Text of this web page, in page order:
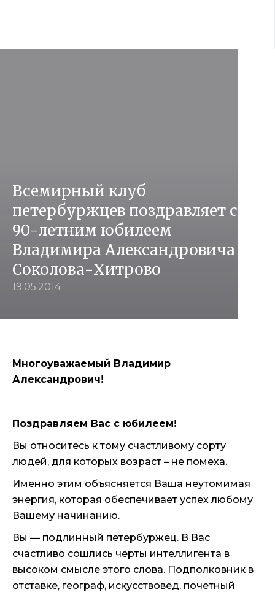
Всемирный клуб
петербуржцев поздравляет с
90-летним юбилеем
Владимира Александровича
Соколова-Хитрово
19.05.2014
Многоуважаемый Владимир
Александрович!
Поздравляем Вас с юбилеем!
Вы относитесь к тому счастливому сорту
людей, для которых возраст – не помеха.
Именно этим объясняется Ваша неутомимая
энергия, которая обеспечивает успех любому
Вашему начинанию.
Вы — подлинный петербуржец. В Вас
счастливо сошлись черты интеллигента в
высоком смысле этого слова. Подполковник в
отставке, географ, искусствовед, почетный